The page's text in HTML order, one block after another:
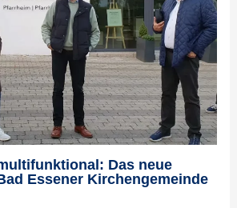
Das neue
Essener Kirchengemeinde